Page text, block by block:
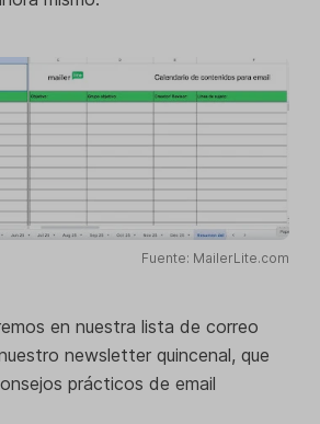
Fuente: MailerLite.com
en nuestra lista de correo
newsletter quincenal, que
prácticos de email